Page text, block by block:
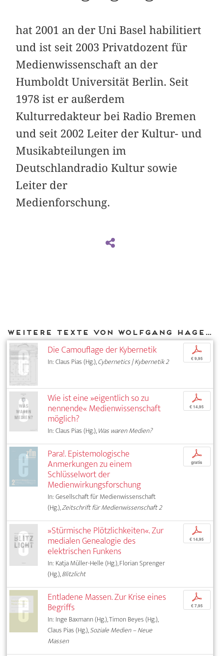
hat 2001 an der Uni Basel habilitiert
und ist seit 2003 Privatdozent für
Medienwissenschaft an der
Humboldt Universität Berlin. Seit
1978 ist er außerdem
Kulturredakteur bei Radio Bremen
und seit 2002 Leiter der Kultur- und
Musikabteilungen im
Deutschlandradio Kultur sowie
Leiter der
Medienforschung.
Weitere Texte von Wolfgang Hagen bei DIAPHANES
Die Camouflage der Kybernetik
In: Claus Pias (Hg.),Cybernetics | Kybernetik 2
p
€ 9,95
Wie ist eine »eigentlich so zu
nennende« Medienwissenschaft
möglich?
In: Claus Pias (Hg.),Was waren Medien?
p
€ 14,95
Para!. Epistemologische
Anmerkungen zu einem
Schlüsselwort der
Medienwirkungsforschung
In: Gesellschaft für Medienwissenschaft
(Hg.),Zeitschrift für Medienwissenschaft 2
p
gratis
»Stürmische Plötzlichkeiten«. Zur
medialen Genealogie des
elektrischen Funkens
In: Katja Müller-Helle (Hg.), Florian Sprenger
(Hg.),Blitzlicht
p
€ 14,95
Entladene Massen. Zur Krise eines
Begriffs
In: Inge Baxmann (Hg.), Timon Beyes (Hg.),
Claus Pias (Hg.),Soziale Medien – Neue
Massen
p
€ 7,95